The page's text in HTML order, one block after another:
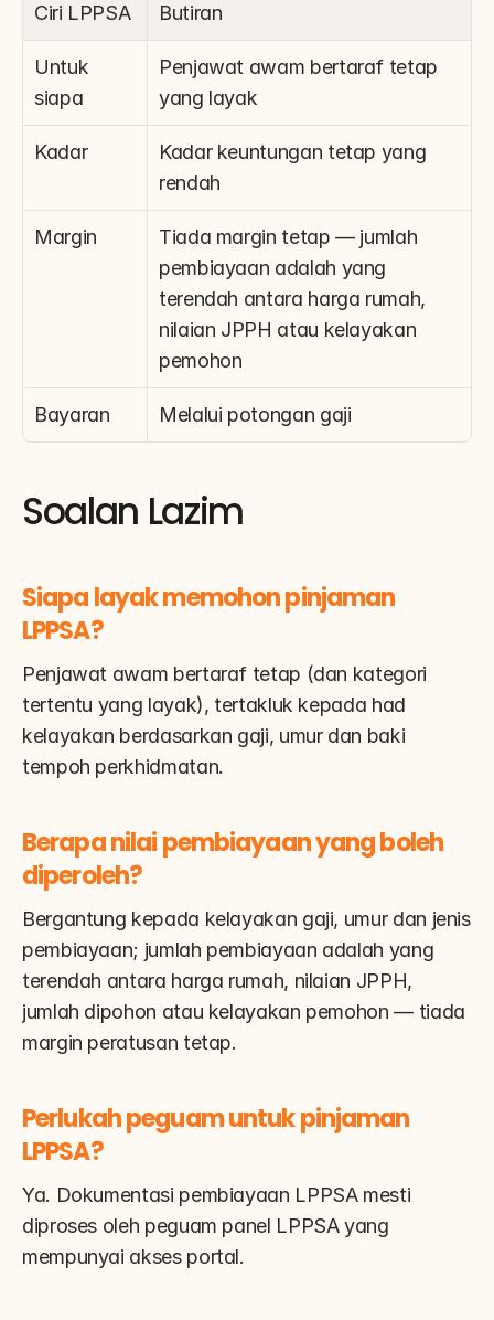
Ciri LPPSA Butiran
Untuk
siapa
Penjawat awam bertaraf tetap
yang layak
Kadar
Kadar keuntungan tetap yang
rendah
Margin
Tiada margin tetap — jumlah
pembiayaan adalah yang
terendah antara harga rumah,
nilaian JPPH atau kelayakan
pemohon
Bayaran Melalui potongan gaji
Soalan Lazim
Siapa layak memohon pinjaman
LPPSA?
Penjawat awam bertaraf tetap (dan kategori
tertentu yang layak), tertakluk kepada had
kelayakan berdasarkan gaji, umur dan baki
tempoh perkhidmatan.
Berapa nilai pembiayaan yang boleh
diperoleh?
Bergantung kepada kelayakan gaji, umur dan jenis
pembiayaan; jumlah pembiayaan adalah yang
terendah antara harga rumah, nilaian JPPH,
jumlah dipohon atau kelayakan pemohon — tiada
margin peratusan tetap.
Perlukah peguam untuk pinjaman
LPPSA?
Ya. Dokumentasi pembiayaan LPPSA mesti
diproses oleh peguam panel LPPSA yang
mempunyai akses portal.